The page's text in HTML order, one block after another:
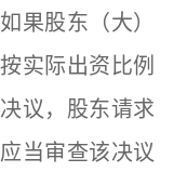
果股东（大）
实际出资比例
议，股东请求
当审查该决议